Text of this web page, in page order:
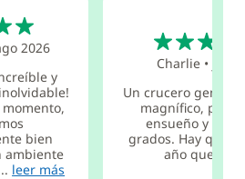
2026
y
bien
ambiente
leer más
Charlie •
Un crucero genial,
magnífico,
ensueño y
grados. Hay que
año que